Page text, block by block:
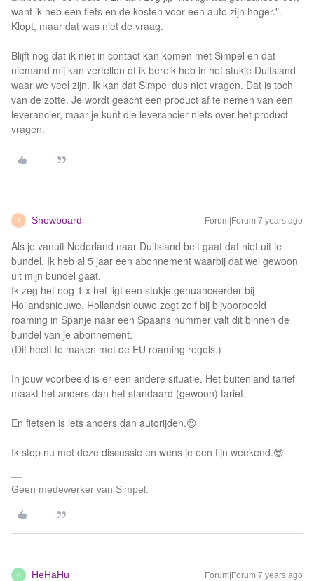
want ik heb een fiets en de kosten voor een auto zijn hoger.".
Klopt, maar dat was niet de vraag.
Blijft nog dat ik niet in contact kan komen met Simpel en dat
niemand mij kan vertellen of ik bereik heb in het stukje Duitsland
waar we veel zijn. Ik kan dat Simpel dus niet vragen. Dat is toch
van de zotte. Je wordt geacht een product af te nemen van een
leverancier, maar je kunt die leverancier niets over het product
vragen.
S Snowboard Forum|Forum|7 years ago
Als je vanuit Nederland naar Duitsland belt gaat dat niet uit je
bundel. Ik heb al 5 jaar een abonnement waarbij dat wel gewoon
uit mijn bundel gaat.
Ik zeg het nog 1 x het ligt een stukje genuanceerder bij
Hollandsnieuwe. Hollandsnieuwe zegt zelf bij bijvoorbeeld
roaming in Spanje naar een Spaans nummer valt dit binnen de
bundel van je abonnement.
(Dit heeft te maken met de EU roaming regels.)
In jouw voorbeeld is er een andere situatie. Het buitenland tarief
maakt het anders dan het standaard (gewoon) tarief.
En fietsen is iets anders dan autorijden.😉
Ik stop nu met deze discussie en wens je een fijn weekend.😎
Geen medewerker van Simpel.
H HeHaHu Forum|Forum|7 years ago